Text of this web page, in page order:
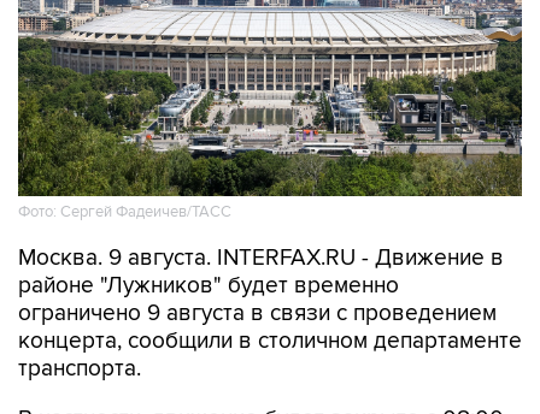
Фото: Сергей Фадеичев/ТАСС
Москва. 9 августа. INTERFAX.RU - Движение в
районе "Лужников" будет временно
ограничено 9 августа в связи с проведением
концерта, сообщили в столичном департаменте
транспорта.